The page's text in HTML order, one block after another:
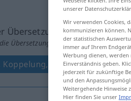
Übersetzungen
Übersetzung anklicken/antippen)
Zusammenlegung,
unserer
Wir verwenden Cookies,
kommunizieren können.
der statistischen
immer auf Ihrem
Werbung dienen, werden
Einverständnis geben.
jederzeit für zukünftige
und den
Weitergehende Hinweise
Hier finden Sie unser